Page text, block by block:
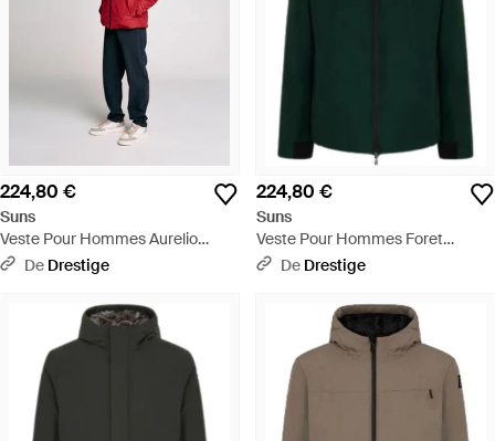
224,80 €
Suns
Veste Pour Hommes Aurelio
Velour Bordeaux - Rouge
De Drestige
224,80 €
Suns
Veste Pour Hommes Foret
D'Aurelio Velour - Vert
De Drestige